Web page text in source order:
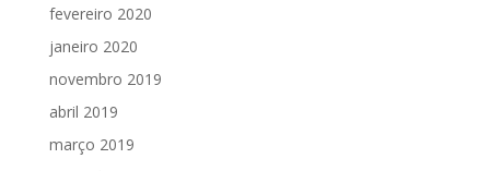
fevereiro 2020
janeiro 2020
novembro 2019
abril 2019
março 2019